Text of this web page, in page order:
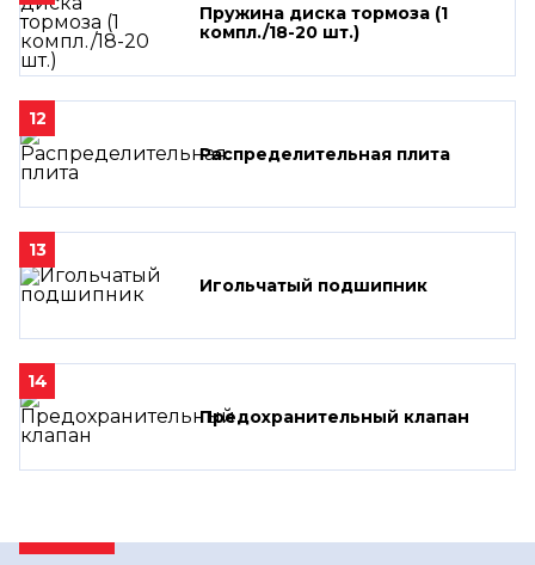
Пружина диска тормоза (1
компл./18-20 шт.)
12
Распределительная плита
13
Игольчатый подшипник
14
Предохранительный клапан